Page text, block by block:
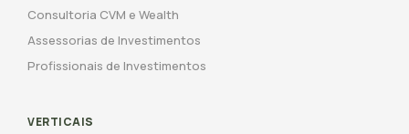
Consultoria CVM e Wealth
Assessorias de Investimentos
Profissionais de Investimentos
VERTICAIS